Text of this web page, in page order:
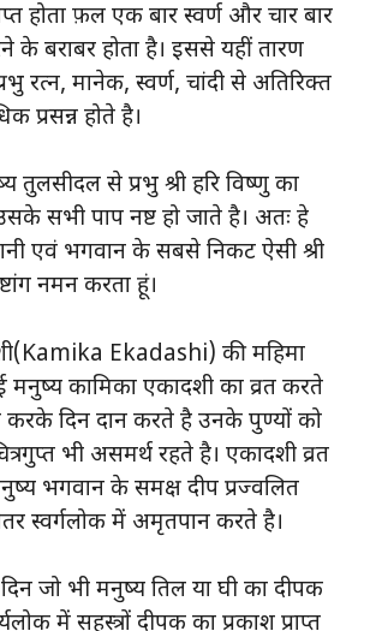
होता फ़ल एक बार स्वर्ण और चार बार
के बराबर होता है। इससे यहीं तारण
रत्न, मानेक, स्वर्ण, चांदी से अतिरिक्त
प्रसन्न होते है।
तुलसीदल से प्रभु श्री हरि विष्णु का
सभी पाप नष्ट हो जाते है। अतः हे
एवं भगवान के सबसे निकट ऐसी श्री
नमन करता हूं।
Ekadashi) की महिमा
कामिका एकादशी का व्रत करते
करके दिन दान करते है उनके पुण्यों को
भी असमर्थ रहते है। एकादशी व्रत
भगवान के समक्ष दीप प्रज्वलित
स्वर्गलोक में अमृतपान करते है।
जो भी मनुष्य तिल या घी का दीपक
में सहस्त्रों दीपक का प्रकाश प्राप्त